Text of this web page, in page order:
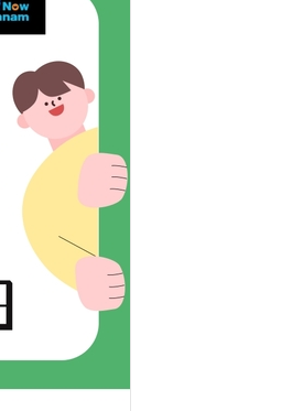
사장 장난에 직원 5m 아래로 추락…
노동부, 업체 감독 직접 나섰다
“포항을 '제조 AX' 글로벌 거점으
로”…포항TP, 한·중 '피지컬 AI' 글
로벌 협력 속도